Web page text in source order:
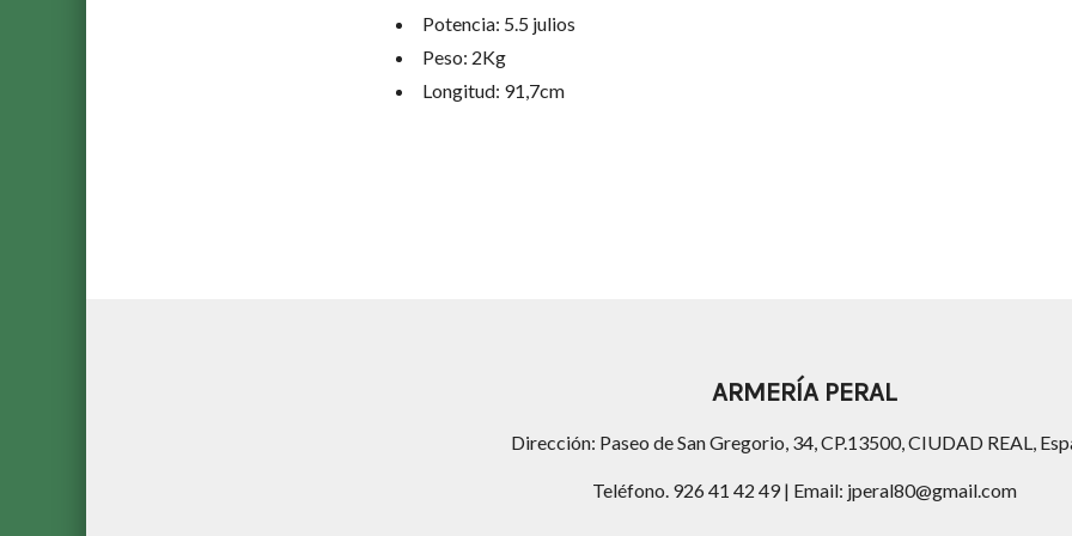
Potencia: 5.5 julios
Peso: 2Kg
Longitud: 91,7cm
ARMERÍA PERAL
Dirección: Paseo de San Gregorio, 34, CP.13500, CIUDAD REAL,
Teléfono. 926 41 42 49 | Email: jperal80@gmail.com